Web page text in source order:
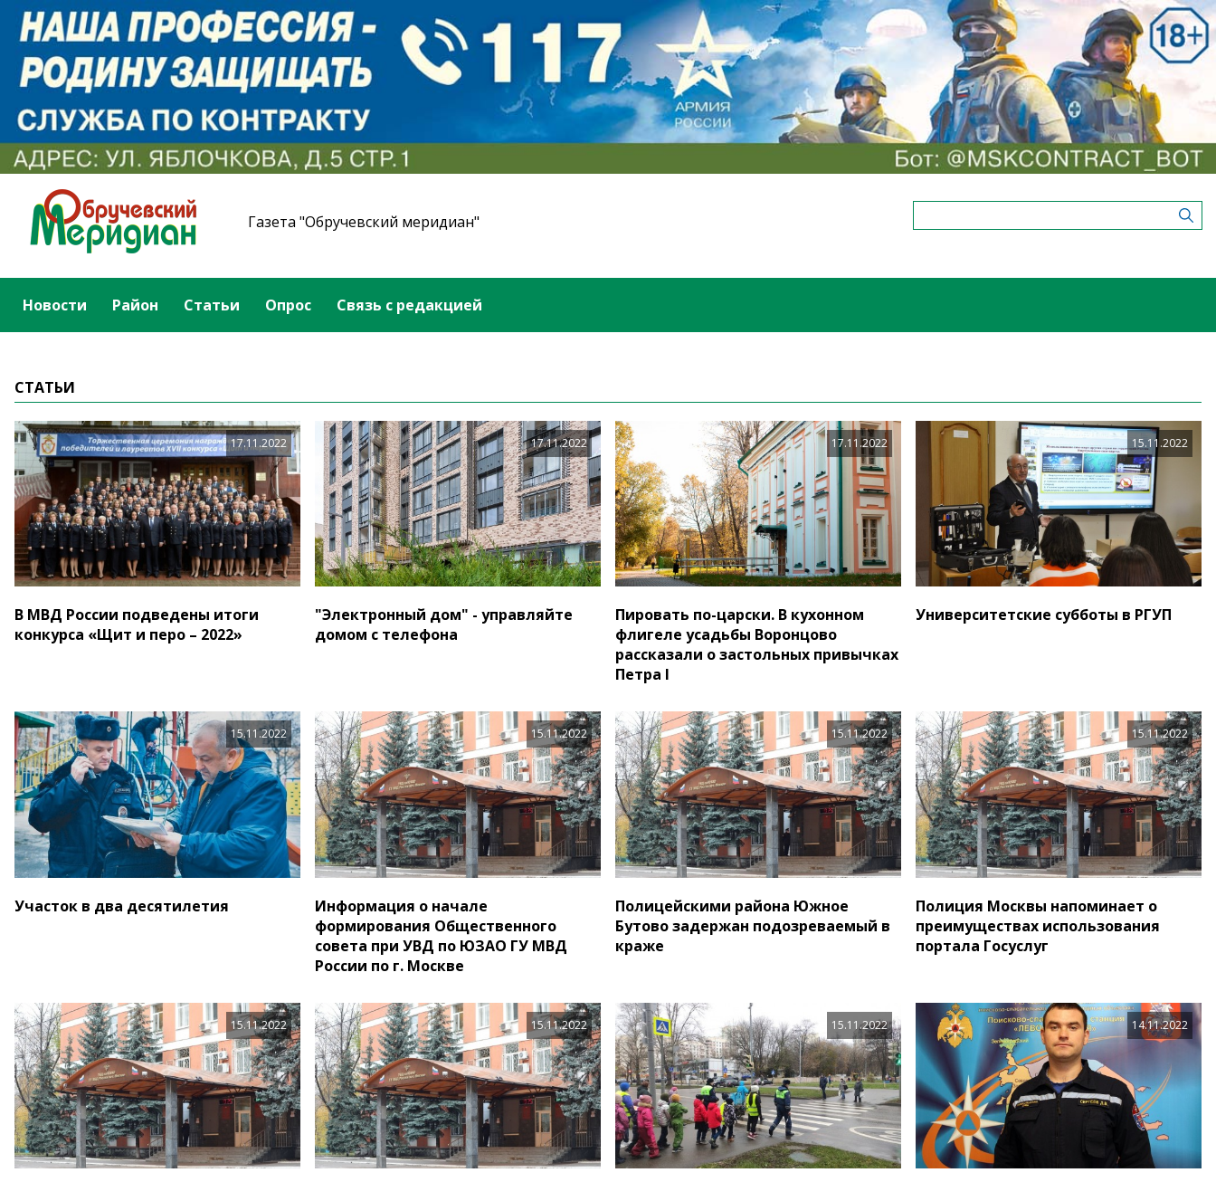
Газета "Обручевский меридиан"
Новости Район Статьи Опрос Связь с редакцией
СТАТЬИ
17.11.2022
В МВД России подведены итоги
конкурса «Щит и перо – 2022»
17.11.2022
"Электронный дом" - управляйте
домом с телефона
17.11.2022
Пировать по-царски. В кухонном
флигеле усадьбы Воронцово
рассказали о застольных привычках
Петра I
15.11.2022
Университетские субботы в РГУП
15.11.2022
Участок в два десятилетия
15.11.2022
Информация о начале
формирования Общественного
совета при УВД по ЮЗАО ГУ МВД
России по г. Москве
15.11.2022
Полицейскими района Южное
Бутово задержан подозреваемый в
краже
15.11.2022
Полиция Москвы напоминает о
преимуществах использования
портала Госуслуг
15.11.2022 15.11.2022 15.11.2022 14.11.2022